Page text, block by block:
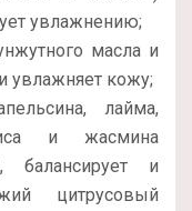
увлажнению;
масла и
увлажняет кожу;
лайма,
и жасмина
балансирует и
цитрусовый